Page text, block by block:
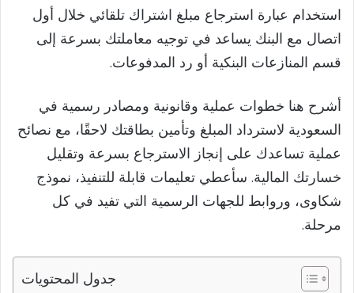
استخدام عبارة استرجاع مبلغ اشتراك تلقائي خلال أول
اتصال مع البنك يساعد في توجيه معاملتك بسرعة إلى
قسم المنازعات البنكية أو رد المدفوعات.
أشرح هنا خطوات عملية وقانونية ومصادر رسمية في
السعودية لاسترداد المبلغ وتأمين بطاقتك لاحقًا، مع نصائح
عملية تساعدك على إنجاز الاسترجاع بسرعة وتقليل
خسارتك المالية. سأعطي تعليمات قابلة للتنفيذ، نموذج
شكاوى، وروابط للجهات الرسمية التي تفيد في كل
مرحلة.
جدول المحتويات